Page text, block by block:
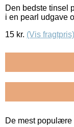
Den bedste tinsel
i en pearl udgave
15 kr. (Vis fragtpris)
De mest